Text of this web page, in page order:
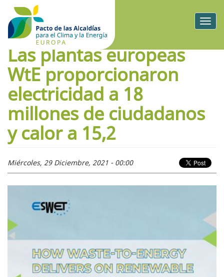
Las plantas europeas
WtE proporcionaron
electricidad a 18
millones de ciudadanos
y calor a 15,2
Miércoles, 29 Diciembre, 2021 - 00:00